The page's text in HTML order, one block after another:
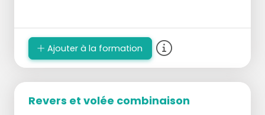
toucher quelqu'un d'autre?
Ajouter à la formation
Revers et volée combinaison